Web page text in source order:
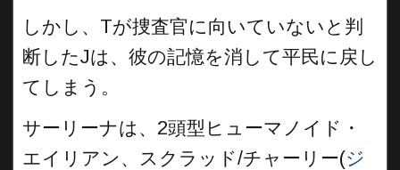
しかし、Tが捜査官に向いていないと判
断したJは、彼の記憶を消して平民に戻し
てしまう。
サーリーナは、2頭型ヒューマノイド・
エイリアン、スクラッド/チャーリー(ジ